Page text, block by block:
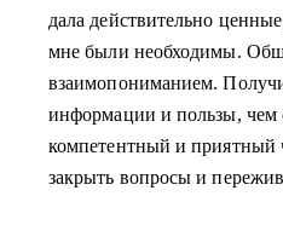
дала действительно
мне были необходимы.
взаимопониманием.
информации и пользы, чем
компетентный и приятный
закрыть вопросы и